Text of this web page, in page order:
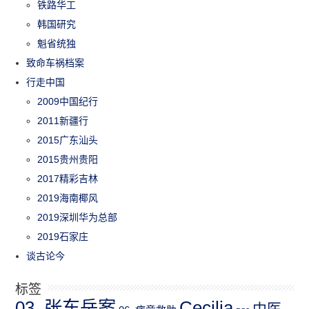
铁路华工
韩国研究
魁省统独
致命车祸档案
行走中国
2009中国纪行
2011新疆行
2015广东汕头
2015贵州贵阳
2017精彩吉林
2019海南椰风
2019深圳华为总部
2019石家庄
谈古论今
标签